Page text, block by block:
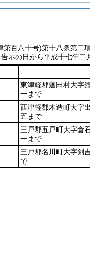
第百八十号)第十八条第二
示の日から平成十七年
東津軽郡蓬田村大字
一まで
西津軽郡木造町大字
五まで
三戸郡五戸町大字倉
一まで
三戸郡名川町大字剣
で